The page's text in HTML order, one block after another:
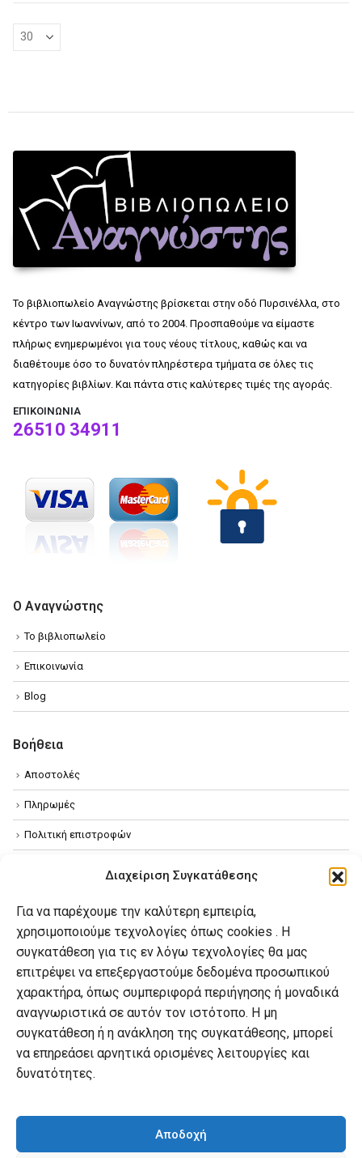
Διαχείριση Συγκατάθεσης
Για να παρέχουμε την καλύτερη εμπειρία,
χρησιμοποιούμε τεχνολογίες όπως cookies . Η
συγκατάθεση για τις εν λόγω τεχνολογίες θα μας
επιτρέψει να επεξεργαστούμε δεδομένα προσωπικού
χαρακτήρα, όπως συμπεριφορά περιήγησης ή μοναδικά
αναγνωριστικά σε αυτόν τον ιστότοπο. Η μη
συγκατάθεση ή η ανάκληση της συγκατάθεσης, μπορεί
να επηρεάσει αρνητικά ορισμένες λειτουργίες και
δυνατότητες.
Αποδοχή
Το βιβλιοπωλείο Αναγνώστης βρίσκεται στην οδό Πυρσινέλλα, στο
κέντρο των Ιωαννίνων, από το 2004. Προσπαθούμε να είμαστε
πλήρως ενημερωμένοι για τους νέους τίτλους, καθώς και να
διαθέτουμε όσο το δυνατόν πληρέστερα τμήματα σε όλες τις
κατηγορίες βιβλίων. Και πάντα στις καλύτερες τιμές της αγοράς.
ΕΠΙΚΟΙΝΩΝΊΑ
26510 34911
Ο Αναγνώστης
Το βιβλιοπωλείο
Επικοινωνία
Blog
Βοήθεια
Αποστολές
Πληρωμές
Πολιτική επιστροφών
Πολιτική Cookies
Ο λογαριασμός μου
Ο λογαριασμός μου
Οι παραγγελίες μου
Λίστα επιθυμιών